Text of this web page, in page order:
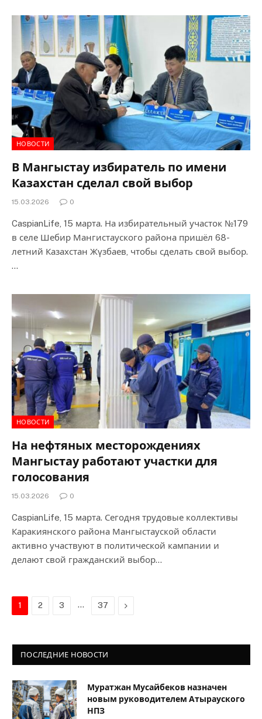
НОВОСТИ
В Мангыстау избиратель по имени
Казахстан сделал свой выбор
15.03.2026 0
CaspianLife, 15 марта. На избирательный участок №179
в селе Шебир Мангистауского района пришёл 68-
летний Казахстан Жүзбаев, чтобы сделать свой выбор.
…
НОВОСТИ
На нефтяных месторождениях
Мангыстау работают участки для
голосования
15.03.2026 0
CaspianLife, 15 марта. Сегодня трудовые коллективы
Каракиянского района Мангыстауской области
активно участвуют в политической кампании и
делают свой гражданский выбор…
1 2 3 … 37 Next
ПОСЛЕДНИЕ НОВОСТИ
Муратжан Мусайбеков назначен
новым руководителем Атырауского
НПЗ